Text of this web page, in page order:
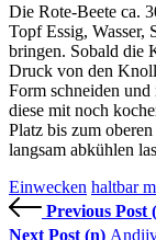
Die Rote-Beete ca.
Topf Essig, Wasser,
bringen. Sobald die
Druck von den
Form schneiden
diese mit noch
Platz bis zum
langsam abkühlen
Einwecken haltbar
Previous Post
Next Post (n)